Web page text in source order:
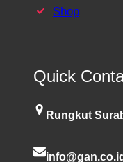
Shop
Quick
Rungkut
info@gan.co.id